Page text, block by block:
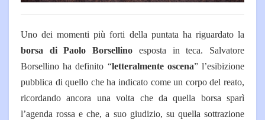
Uno dei momenti più forti della puntata ha riguardato la
borsa di Paolo Borsellino esposta in teca. Salvatore
Borsellino ha definito “letteralmente oscena” l’esibizione
pubblica di quello che ha indicato come un corpo del reato,
ricordando ancora una volta che da quella borsa sparì
l’agenda rossa e che, a suo giudizio, su quella sottrazione